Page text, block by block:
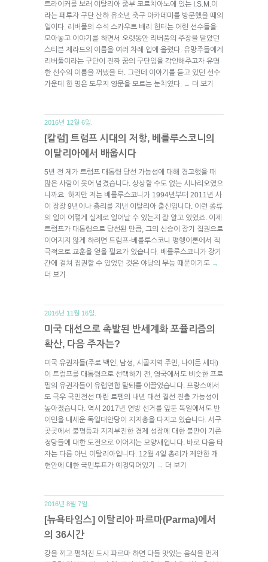
트라이커를 보러 이탈리아 중부 코르치아노에 있는 I.S.M.이
라는 페루자 구단 산하 유소년 축구 아카데미를 방문했을 때의
일이다. 리버풀의 수석 스카우트 배리 헌터는 어린 선수들을
모아놓고 이야기를 하면서 오랫동안 리버풀의 주장을 맡았던
스티븐 제라드의 이름을 여러 차례 입에 올렸다. 유망주들에게
리버풀이라는 구단이 진짜 꿈의 구단임을 각인해주고자 유명
한 선수의 이름을 꺼냈을 터. 그런데 이야기를 듣고 있던 선수
가운데 한 명은 도무지 영문을 모르는 눈치였다.
→ 더 보기
2016년 12월 6일.
[칼럼] 트럼프 시대의 저항, 베를루스코니의
이탈리아에서 배웁시다
5년 전 제가 트럼프 대통령 당선 가능성에 대해 경고했을 때
많은 사람이 웃어 넘겼습니다. 상상할 수도 없는 시나리오였으
니까요. 하지만 저는 베를루스코니가 1994년부터 2011년 사
이 장장 9년이나 총리를 지낸 이탈리아 출신입니다. 이런 종류
의 일이 어떻게 실제로 일어날 수 있는지 잘 알고 있었죠. 이제
트럼프가 대통령으로 당선된 만큼, 그의 신승이 장기 집권으로
이어지지 않게 하려면 트럼프-베를루스코니 평행이론에서 적
극적으로 교훈을 얻을 필요가 있습니다. 베를루스코니가 장기
간에 걸쳐 집권할 수 있었던 것은 야당의 무능 때문이기도 →
더 보기
2016년 11월 16일.
미국 대선으로 촉발된 반세계화 포퓰리즘의
확산, 다음 주자는?
미국 유권자들(주로 백인, 남성, 시골지역 주민, 나이든 세대)
이 트럼프를 대통령으로 선택하기 전, 영국에서도 비슷한 프로
필의 유권자들이 유럽연합 탈퇴를 이끌었습니다. 프랑스에서
도 극우 국민전선 마린 르펜의 내년 대선 결선 진출 가능성이
높아졌습니다. 역시 2017년 연방 선거를 앞둔 독일에서도 반
이민을 내세운 독일대안당이 지지층을 다지고 있습니다. 서구
곳곳에서 불평등과 지지부진한 경제 성장에 대한 불만이 기존
정당들에 대한 도전으로 이어지는 모양새입니다. 바로 다음 타
자는 다름 아닌 이탈리아입니다. 12월 4일 총리가 제안한 개
헌안에 대한 국민투표가 예정되어있기
→ 더 보기
2016년 8월 7일.
[뉴욕타임스] 이탈리아 파르마(Parma)에서
의 36시간
강을 끼고 펼쳐진 도시 파르마 하면 다들 맛있는 음식을 먼저